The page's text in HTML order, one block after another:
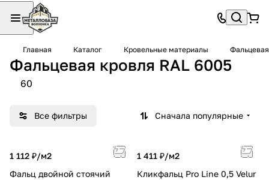
Главная Каталог Кровельные материалы
Фальцевая кровля RAL 6005
60
Все фильтры Сначала популярные
1 112 ₽/м2
Фальц двойной стоячий
1 411 ₽/м2
Кликфальц Pro Line 0,5 Velur